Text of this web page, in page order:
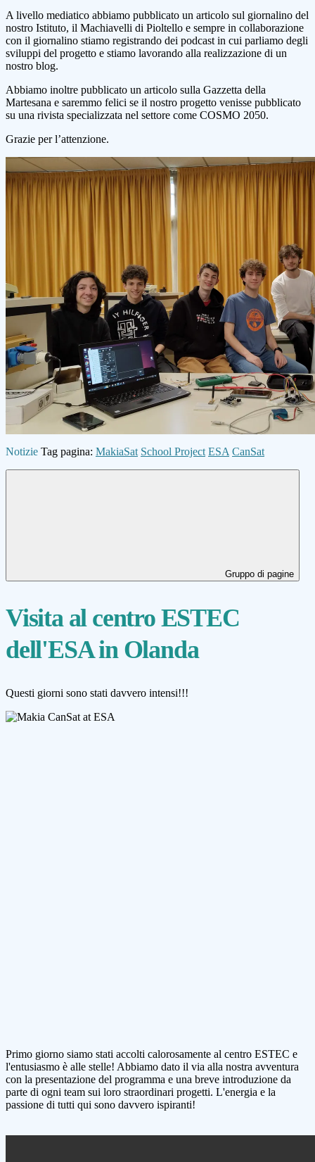
A livello mediatico abbiamo pubblicato un articolo sul giornalino del
nostro Istituto, il Machiavelli di Pioltello e sempre in collaborazione
con il giornalino stiamo registrando dei podcast in cui parliamo degli
sviluppi del progetto e stiamo lavorando alla realizzazione di un
nostro blog.
Abbiamo inoltre pubblicato un articolo sulla Gazzetta della
Martesana e saremmo felici se il nostro progetto venisse pubblicato
su una rivista specializzata nel settore come COSMO 2050.
Grazie per l’attenzione.
Notizie Tag pagina: MakiaSat School Project ESA CanSat
Gruppo di pagine
Visita al centro ESTEC
dell'ESA in Olanda
Questi giorni sono stati davvero intensi!!!
Primo giorno siamo stati accolti calorosamente al centro ESTEC e
l'entusiasmo è alle stelle! Abbiamo dato il via alla nostra avventura
con la presentazione del programma e una breve introduzione da
parte di ogni team sui loro straordinari progetti. L'energia e la
passione di tutti qui sono davvero ispiranti!